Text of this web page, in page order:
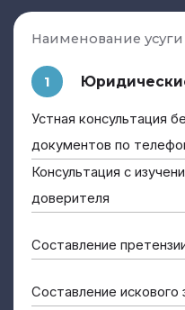
Наименование усуги
1
Устная консультация
документов по
Консультация с
доверителя
Составление
Составление искового